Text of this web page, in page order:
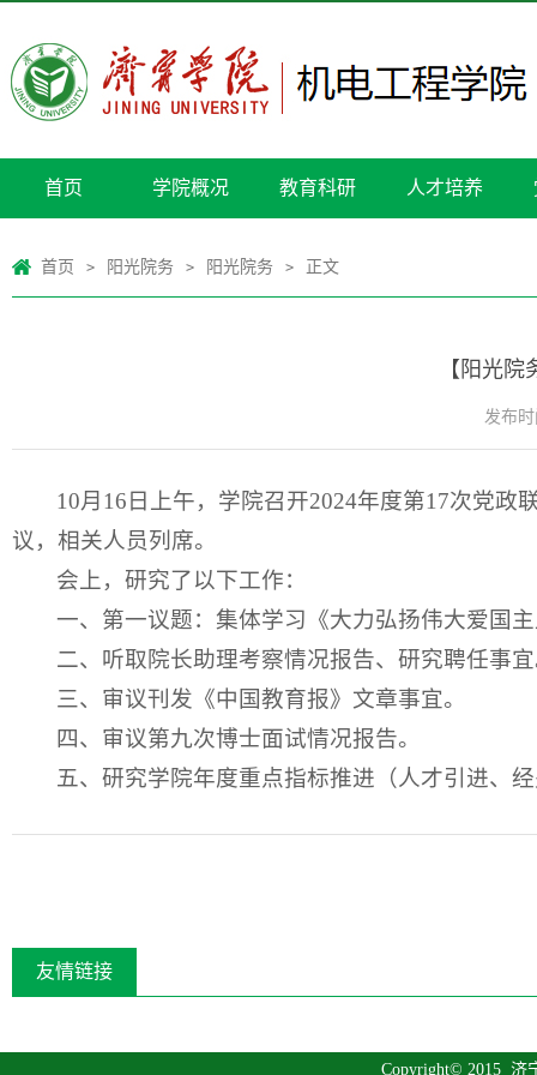
首页 学院概况 教育科研 人才培养
首页 > 阳光院务 > 阳光院务 > 正文
【阳光
发布时
10月16日上午，学院召开2024年度第17次党
议，相关人员列席。
会上，研究了以下工作：
一、第一议题：集体学习《大力弘扬伟大爱国
二、听取院长助理考察情况报告、研究聘任事
三、审议刊发《中国教育报》文章事宜。
四、审议第九次博士面试情况报告。
五、研究学院年度重点指标推进（人才引进、
友情链接
Copyright© 2015 济